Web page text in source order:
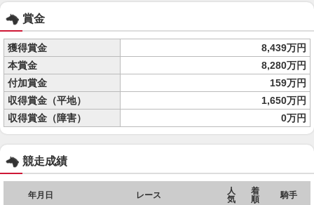
賞金
獲得賞金
8,439万円
本賞金
8,280万円
付加賞金
159万円
収得賞金（平地）
1,650万円
収得賞金（障害）
0万円
競走成績
年月日 レース
人
気
着
順
騎手